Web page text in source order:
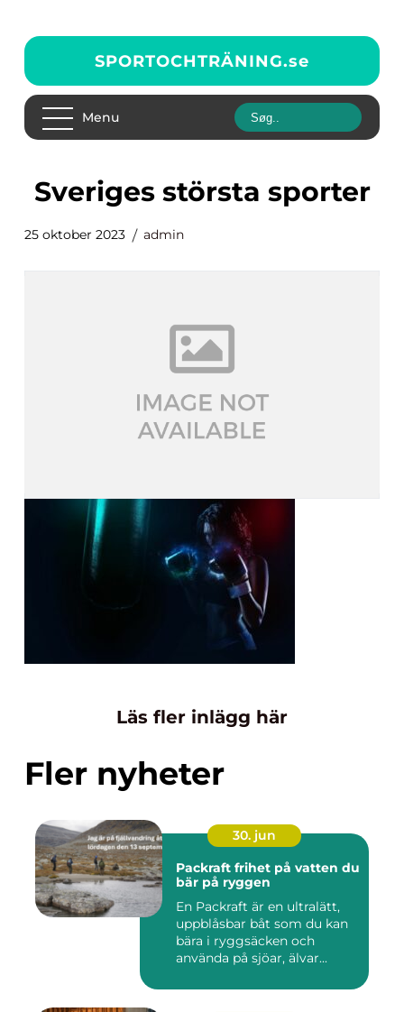
SPORTOCHTRÄNING.se
Menu
sveriges största sporter
25 oktober 2023 admin
Läs fler inlägg här
Fler nyheter
30. jun
Packraft frihet på vatten du
bär på ryggen
En Packraft är en ultralätt,
uppblåsbar båt som du kan
bära i ryggsäcken och
använda på sjöar, älvar...